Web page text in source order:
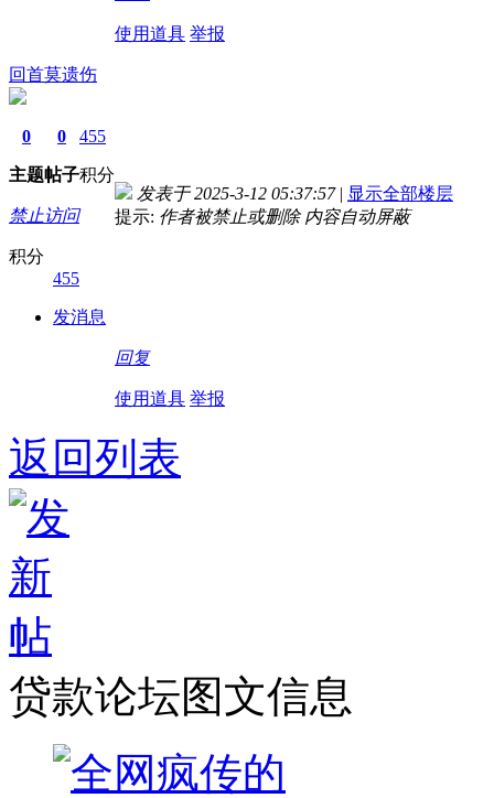
使用道具 举报
回首莫遗伤
0
主题
0
帖子
455
积分
禁止访问
积分
455
发消息
发表于 2025-3-12 05:37:57 | 显示全部楼层
提示: 作者被禁止或删除 内容自动屏蔽
回复
使用道具 举报
返回列表
贷款论坛图文信息